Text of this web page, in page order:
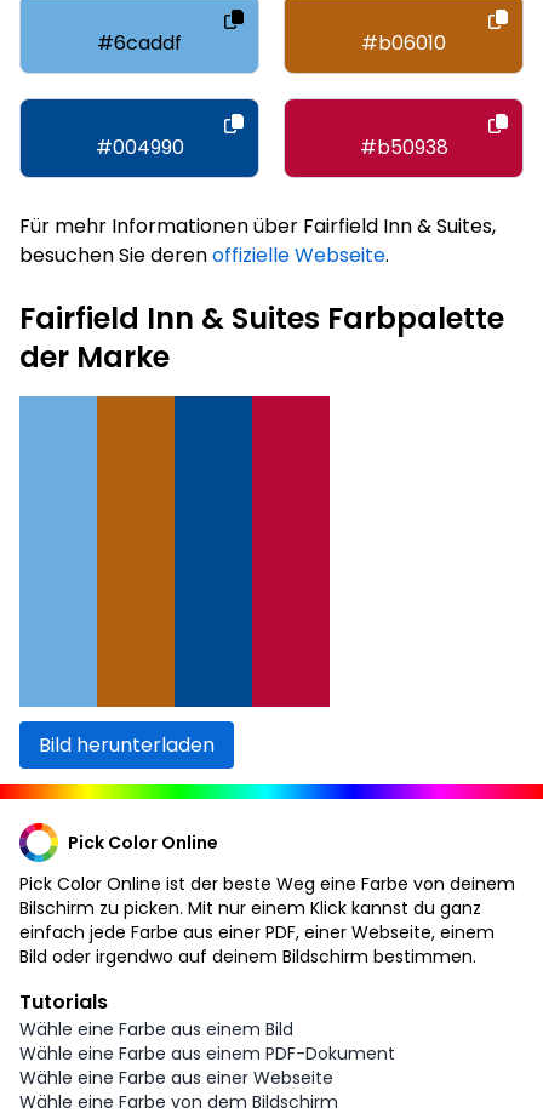
#6caddf #b06010
#004990 #b50938
Für mehr Informationen über Fairfield Inn & Suites,
besuchen Sie derenoffizielle Webseite.
Fairfield Inn & Suites Farbpalette
der Marke
Bild herunterladen
Pick Color Online
Pick Color Online ist der beste Weg eine Farbe von deinem
Bilschirm zu picken. Mit nur einem Klick kannst du ganz
einfach jede Farbe aus einer PDF, einer Webseite, einem
Bild oder irgendwo auf deinem Bildschirm bestimmen.
Tutorials
Wähle eine Farbe aus einem Bild
Wähle eine Farbe aus einem PDF-Dokument
Wähle eine Farbe aus einer Webseite
Wähle eine Farbe von dem Bildschirm